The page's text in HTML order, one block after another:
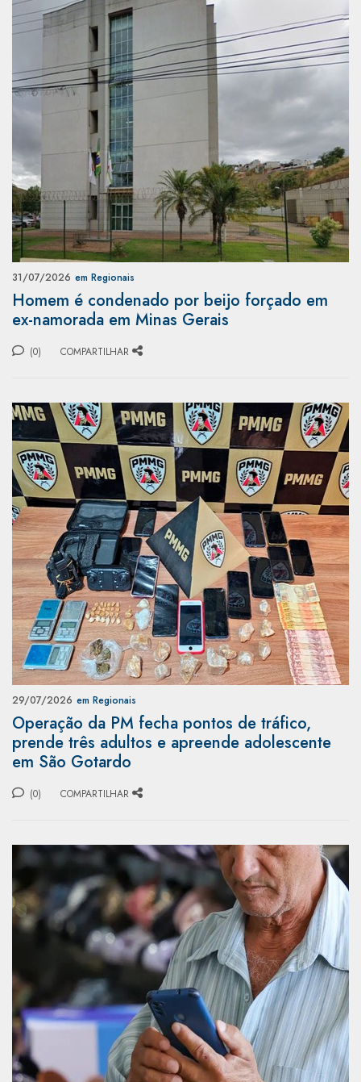
31/07/2026 em Regionais
Homem é condenado por beijo forçado em
ex-namorada em Minas Gerais
(0) COMPARTILHAR
29/07/2026 em Regionais
Operação da PM fecha pontos de tráfico,
prende três adultos e apreende adolescente
em São Gotardo
(0) COMPARTILHAR